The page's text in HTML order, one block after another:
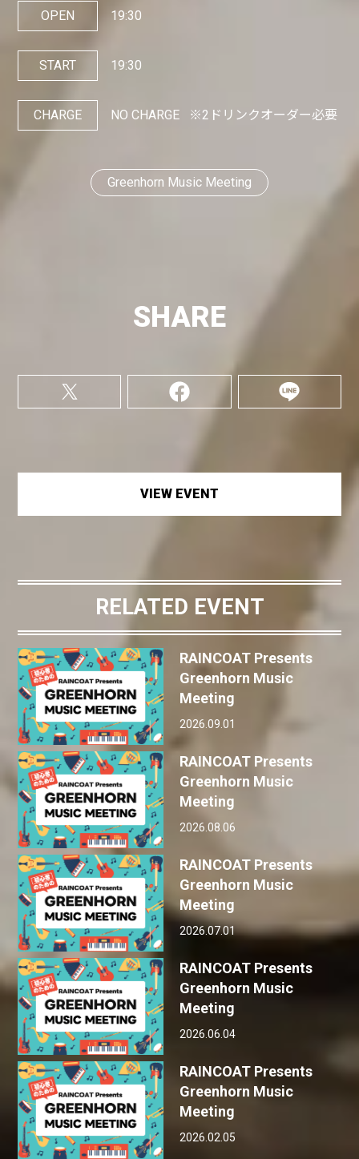
OPEN 19:30
START 19:30
CHARGE NO CHARGE ※2ドリンクオーダー必要
Greenhorn Music Meeting
SHARE
VIEW EVENT
RELATED EVENT
RAINCOAT Presents
Greenhorn Music
Meeting
2026.09.01
RAINCOAT Presents
Greenhorn Music
Meeting
2026.08.06
RAINCOAT Presents
Greenhorn Music
Meeting
2026.07.01
RAINCOAT Presents
Greenhorn Music
Meeting
2026.06.04
RAINCOAT Presents
Greenhorn Music
Meeting
2026.02.05